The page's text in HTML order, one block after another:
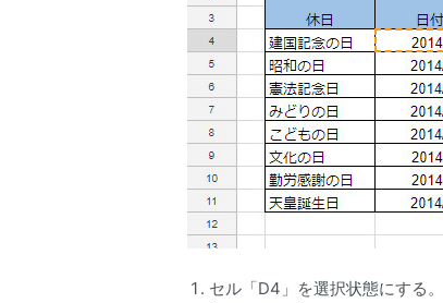
セル「D4」を選択状態にする。